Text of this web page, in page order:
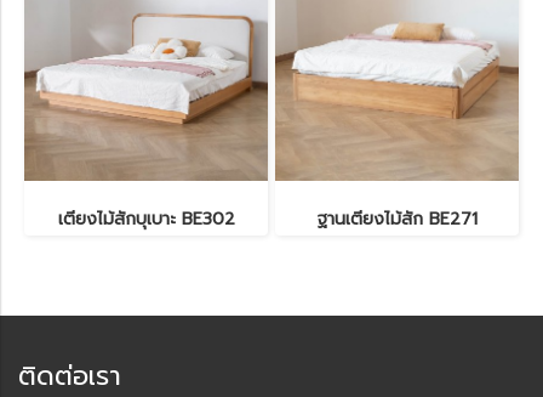
เตียงไม้สักบุเบาะ BE302 ฐานเตียงไม้สัก BE271
ติดต่อเรา